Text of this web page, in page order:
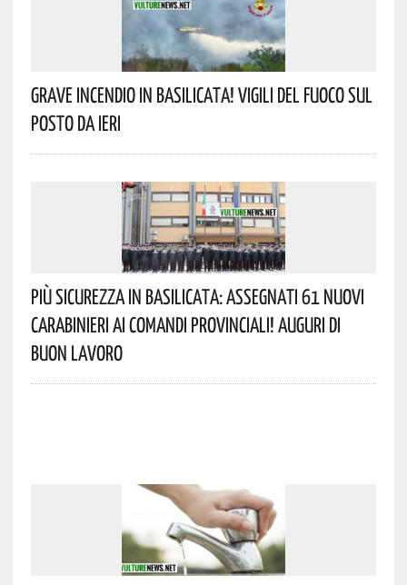
Grave Incendio In Basilicata! Vigili Del Fuoco Sul
Posto Da Ieri
Più Sicurezza In Basilicata: Assegnati 61 Nuovi
Carabinieri Ai Comandi Provinciali! Auguri Di
Buon Lavoro